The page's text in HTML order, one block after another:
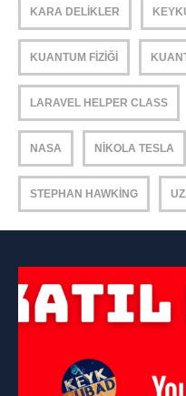
KARA DELIKLER
KUANTUM FIZIĞI
LARAVEL HELPER CLASS
NASA NIKOLA TESLA
STEPHAN HAWKING